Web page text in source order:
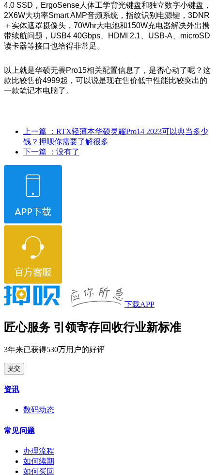
4.0 SSD，ErgoSense人体工学背光键盘和独立数字小键盘，
2X6W大功率Smart AMP音频系统，指纹识别电源键，3DNR
＋实体遮罩摄像头，70Whr大电池和150W充电器解决外出携
带续航问题，USB4 40Gbps、HDMI 2.1、USB-A、microSD
读卡器等接口也给得非常足。
以上就是华硕无畏Pro15相关配置信息了，是否心动了呢？这
款比较售价4999起，可以说是现在售价低中性能比较突出的
一款笔记本电脑了。
上一篇
：RTX轻薄本华硕灵耀Pro14 2023可以典当多少
钱？押呗你需要了解很多
下一篇
：没有了
下载APP
匠心服务 引领寄存回收行业新标准
3年来已获得530万用户的好评
提交
资讯
数码动态
常见问题
办理流程
如何续期
如何买回